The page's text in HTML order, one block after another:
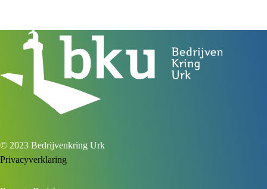
© 2023 Bedrijvenkring Urk
Privacyverklaring